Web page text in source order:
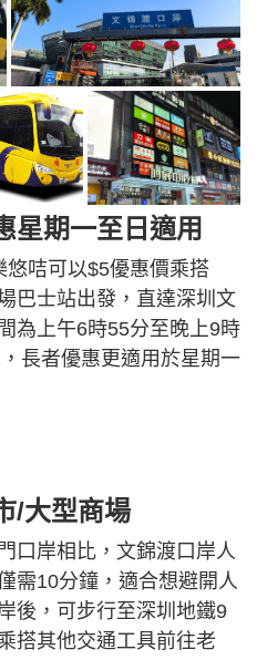
星期一至日適用
咭可以$5優惠價乘搭
巴士站出發，直達深圳文
為上午6時55分至晚上9時
長者優惠更適用於星期一
/大型商場
口岸相比，文錦渡口岸人
需10分鐘，適合想避開人
後，可步行至深圳地鐵9
搭其他交通工具前往老